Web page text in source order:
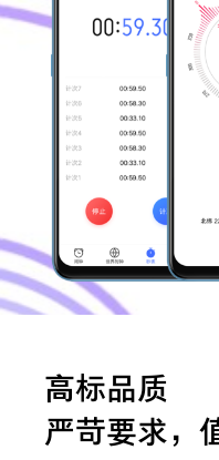
高标品质
严苛要求，